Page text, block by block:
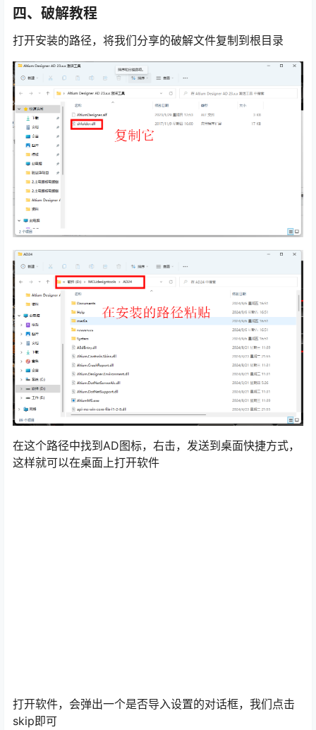
四、破解教程
打开安装的路径，将我们分享的破解文件复制到根目录
在这个路径中找到AD图标，右击，发送到桌面快捷方式，
这样就可以在桌面上打开软件
打开软件，会弹出一个是否导入设置的对话框，我们点击
skip即可